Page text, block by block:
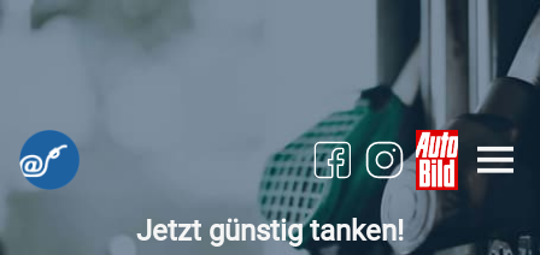
Jetzt günstig tanken!